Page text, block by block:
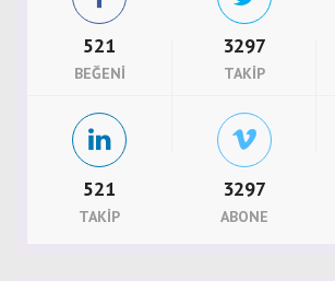
521
BEĞENI
3297
TAKIP
521
TAKIP
3297
ABONE